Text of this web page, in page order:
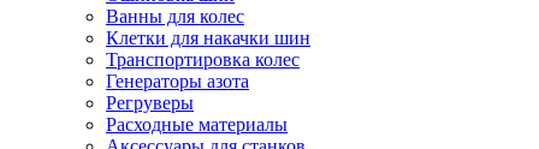
Ванны для колес
Клетки для накачки шин
Транспортировка колес
Генераторы азота
Регруверы
Расходные материалы